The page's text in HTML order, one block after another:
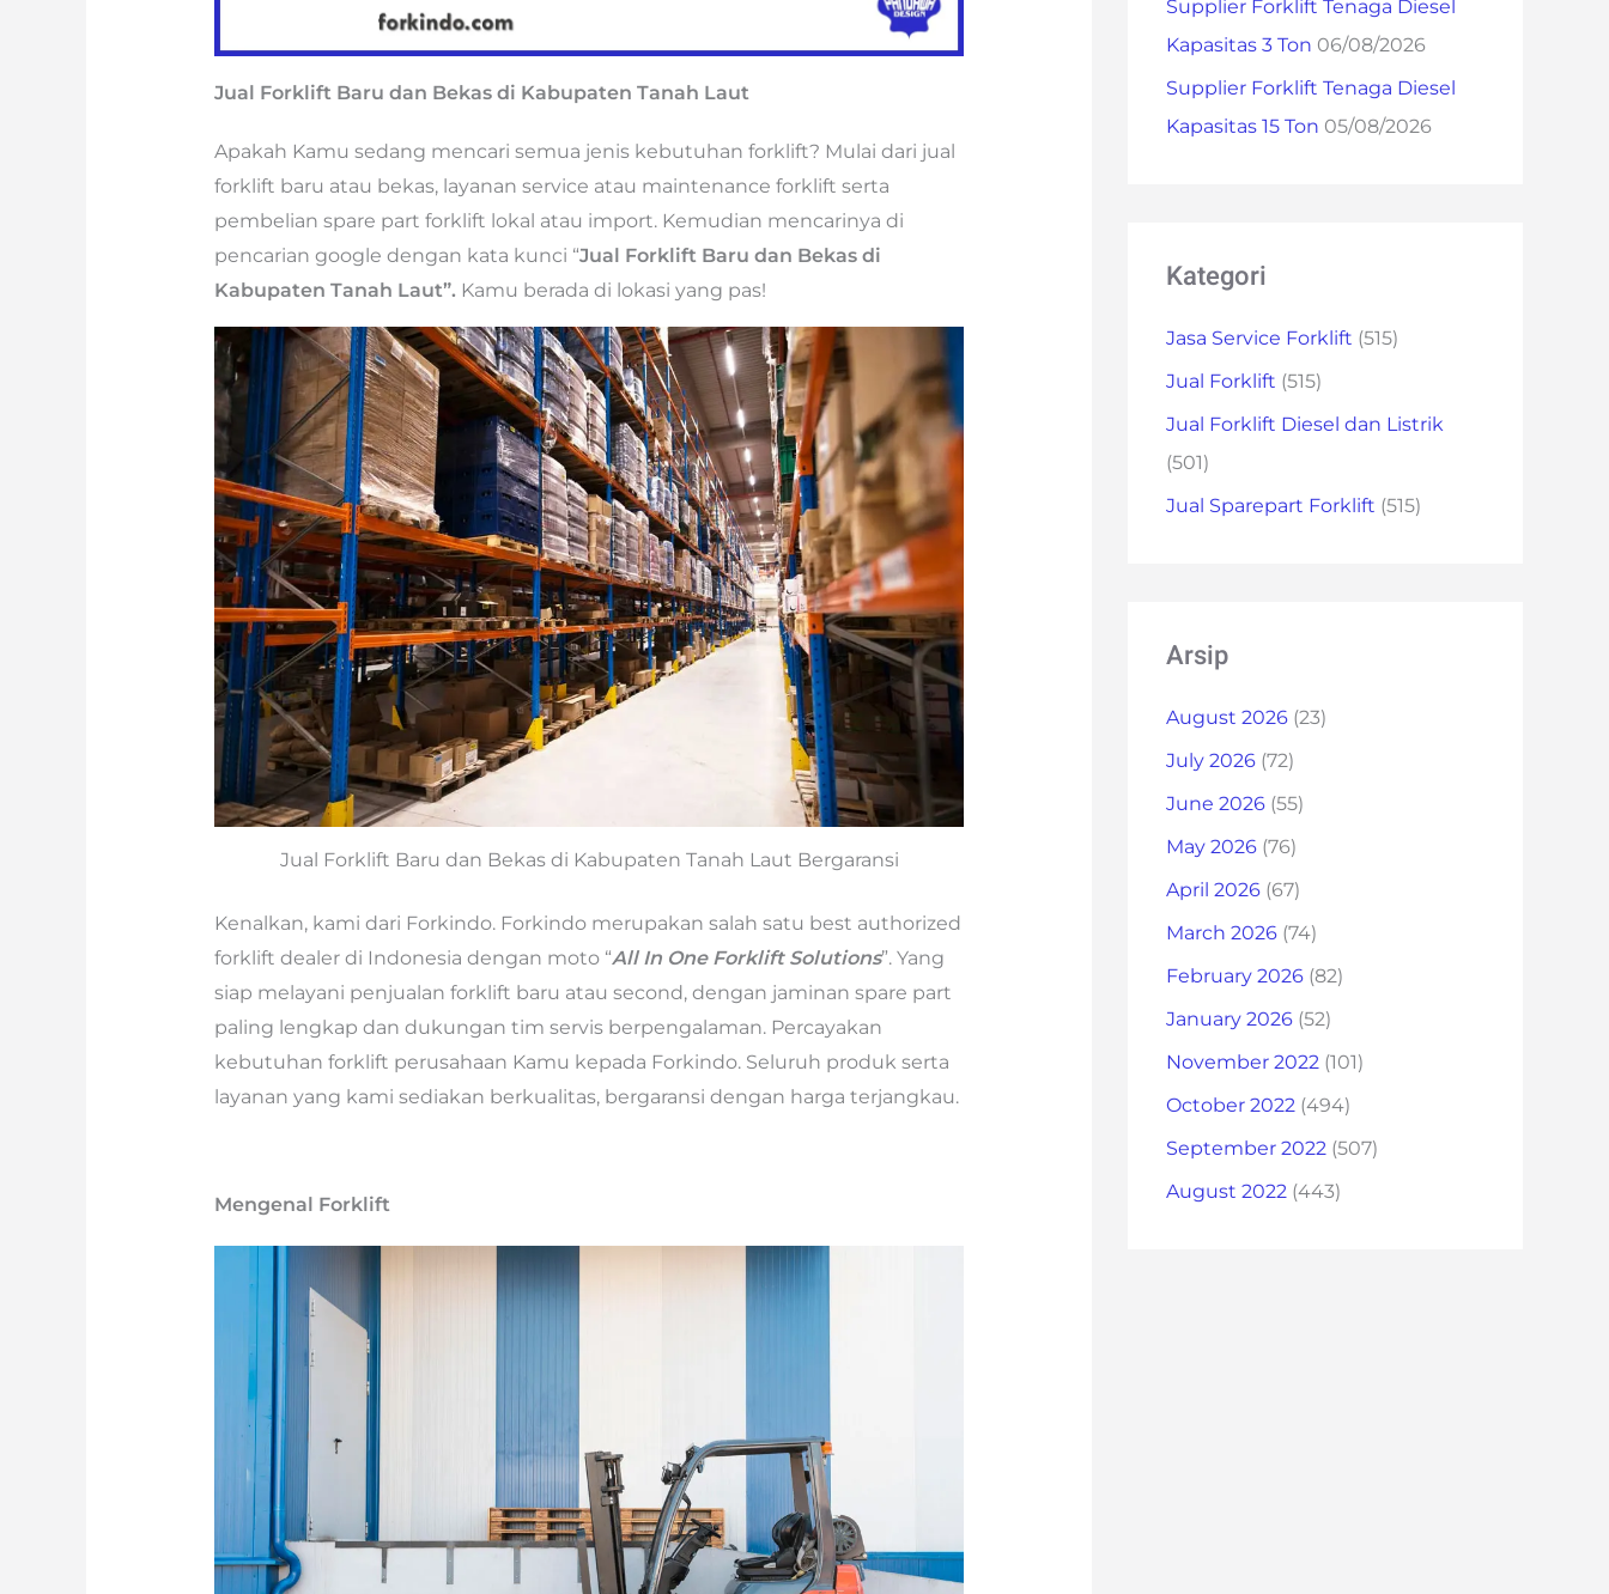
Jual Forklift Baru dan Bekas di Kabupaten Tanah Laut
Apakah Kamu sedang mencari semua jenis kebutuhan forklift? Mulai dari jual
forklift baru atau bekas, layanan service atau maintenance forklift serta
pembelian spare part forklift lokal atau import. Kemudian mencarinya di
pencarian google dengan kata kunci “Jual Forklift Baru dan Bekas di
Kabupaten Tanah Laut”. Kamu berada di lokasi yang pas!
Jual Forklift Baru dan Bekas di Kabupaten Tanah Laut Bergaransi
Kenalkan, kami dari Forkindo. Forkindo merupakan salah satu best authorized
forklift dealer di Indonesia dengan moto “All In One Forklift Solutions”. Yang
siap melayani penjualan forklift baru atau second, dengan jaminan spare part
paling lengkap dan dukungan tim servis berpengalaman. Percayakan
kebutuhan forklift perusahaan Kamu kepada Forkindo. Seluruh produk serta
layanan yang kami sediakan berkualitas, bergaransi dengan harga terjangkau.
Mengenal Forklift
Supplier Forklift Tenaga Diesel
Kapasitas 3 Ton 06/08/2026
Supplier Forklift Tenaga Diesel
Kapasitas 15 Ton 05/08/2026
Kategori
Jasa Service Forklift (515)
Jual Forklift (515)
Jual Forklift Diesel dan Listrik
(501)
Jual Sparepart Forklift (515)
Arsip
August 2026 (23)
July 2026 (72)
June 2026 (55)
May 2026 (76)
April 2026 (67)
March 2026 (74)
February 2026 (82)
January 2026 (52)
November 2022 (101)
October 2022 (494)
September 2022 (507)
August 2022 (443)